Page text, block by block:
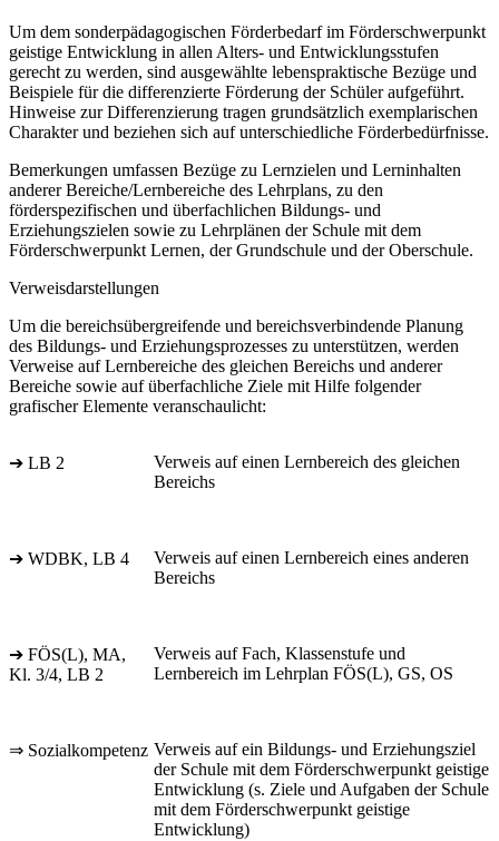
Um dem sonderpädagogischen Förderbedarf im Förderschwerpunkt
geistige Entwicklung in allen Alters- und Entwicklungsstufen
gerecht zu werden, sind ausgewählte lebenspraktische Bezüge und
Beispiele für die differenzierte Förderung der Schüler aufgeführt.
Hinweise zur Differenzierung tragen grundsätzlich exemplarischen
Charakter und beziehen sich auf unterschiedliche Förderbedürfnisse.
Bemerkungen umfassen Bezüge zu Lernzielen und Lerninhalten
anderer Bereiche/Lernbereiche des Lehrplans, zu den
förderspezifischen und überfachlichen Bildungs- und
Erziehungszielen sowie zu Lehrplänen der Schule mit dem
Förderschwerpunkt Lernen, der Grundschule und der Oberschule.
Verweisdarstellungen
Um die bereichsübergreifende und bereichsverbindende Planung
des Bildungs- und Erziehungsprozesses zu unterstützen, werden
Verweise auf Lernbereiche des gleichen Bereichs und anderer
Bereiche sowie auf überfachliche Ziele mit Hilfe folgender
grafischer Elemente veranschaulicht:
➔ LB 2
Verweis auf einen Lernbereich des gleichen
Bereichs
➔ WDBK, LB 4
Verweis auf einen Lernbereich eines anderen
Bereichs
➔ FÖS(L), MA,
Kl. 3/4, LB 2
Verweis auf Fach, Klassenstufe und
Lernbereich im Lehrplan FÖS(L), GS, OS
⇒ Sozialkompetenz Verweis auf ein Bildungs- und Erziehungsziel
der Schule mit dem Förderschwerpunkt geistige
Entwicklung (s. Ziele und Aufgaben der Schule
mit dem Förderschwerpunkt geistige
Entwicklung)